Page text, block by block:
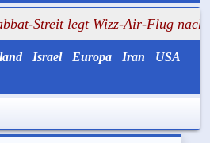
legt Wizz-Air-Flug nach Tel
Israel Europa Iran
USA